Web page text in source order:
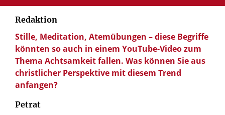
Redaktion
Stille, Meditation, Atemübungen – diese Begriffe
könnten so auch in einem YouTube-Video zum
Thema Achtsamkeit fallen. Was können Sie aus
christlicher Perspektive mit diesem Trend
anfangen?
Petrat